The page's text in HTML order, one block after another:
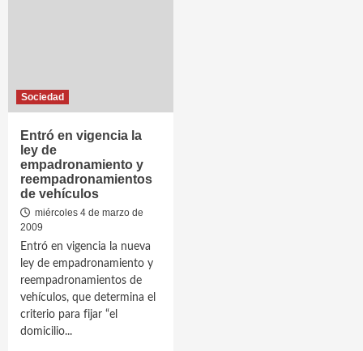
Sociedad
Entró en vigencia la
ley de
empadronamiento y
reempadronamientos
de vehículos
miércoles 4 de marzo de
2009
Entró en vigencia la nueva
ley de empadronamiento y
reempadronamientos de
vehículos, que determina el
criterio para fijar “el
domicilio...